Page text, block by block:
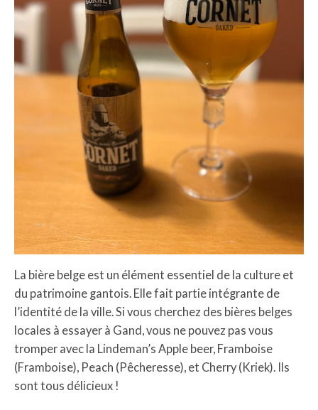
La bière belge est un élément essentiel de la culture et
du patrimoine gantois. Elle fait partie intégrante de
l’identité de la ville. Si vous cherchez des bières belges
locales à essayer à Gand, vous ne pouvez pas vous
tromper avec la Lindeman’s Apple beer, Framboise
(Framboise), Peach (Pêcheresse), et Cherry (Kriek). Ils
sont tous délicieux !